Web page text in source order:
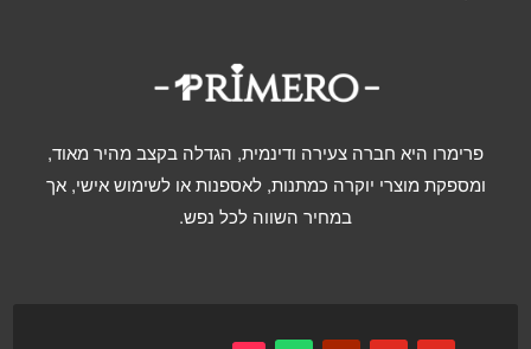
פרימרו היא חברה צעירה ודינמית, הגדלה בקצב מהיר מאוד,
ומספקת מוצרי יוקרה כמתנות, לאספנות או לשימוש אישי, אך
במחיר השווה לכל נפש.